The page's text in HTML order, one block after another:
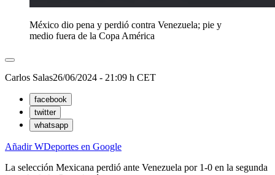
México dio pena y perdió contra Venezuela; pie y
medio fuera de la Copa América
Carlos Salas26/06/2024 - 21:09 h CET
facebook
twitter
whatsapp
Añadir WDeportes en Google
La selección Mexicana perdió ante Venezuela por 1-0 en la segunda